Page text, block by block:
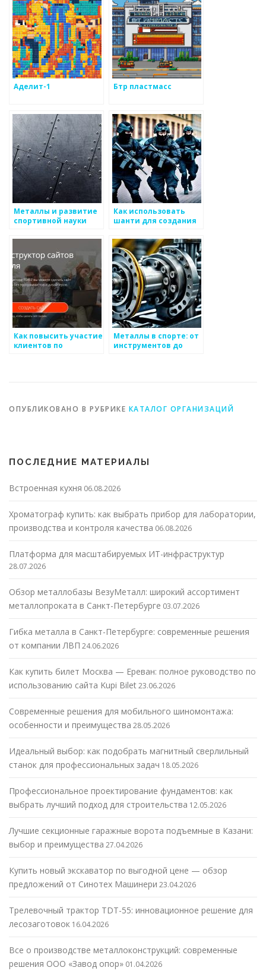
Аделит-1 Бтр пластмасс
Металлы и развитие
спортивной науки
Как использовать
шанти для создания
отношений в
производстве
металоизделий
Как повысить участие
клиентов по
Металлы в спорте: от
инструментов до
ОПУБЛИКОВАНО В РУБРИКЕ КАТАЛОГ ОРГАНИЗАЦИЙ
ПОСЛЕДНИЕ МАТЕРИАЛЫ
Встроенная кухня 06.08.2026
Хроматограф купить: как выбрать прибор для лаборатории,
производства и контроля качества 06.08.2026
Платформа для масштабируемых ИТ-инфраструктур
28.07.2026
Обзор металлобазы ВезуМеталл: широкий ассортимент
металлопроката в Санкт-Петербурге 03.07.2026
Гибка металла в Санкт-Петербурге: современные решения
от компании ЛВП 24.06.2026
Как купить билет Москва — Ереван: полное руководство по
использованию сайта Kupi Bilet23.06.2026
Современные решения для мобильного шиномонтажа:
особенности и преимущества 28.05.2026
Идеальный выбор: как подобрать магнитный сверлильный
станок для профессиональных задач 18.05.2026
Профессиональное проектирование фундаментов: как
выбрать лучший подход для строительства 12.05.2026
Лучшие секционные гаражные ворота подъемные в Казани:
выбор и преимущества 27.04.2026
Купить новый экскаватор по выгодной цене — обзор
предложений от Синотех Машинери 23.04.2026
Трелевочный трактор TDT-55: инновационное решение для
лесозаготовок 16.04.2026
Все о производстве металлоконструкций: современные
решения ООО «Завод опор» 01.04.2026